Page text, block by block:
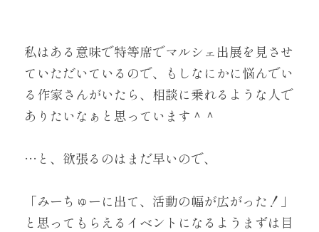
私はある意味で特等席でマルシェ出展を見させ
ていただいているので、もしなにかに悩んでい
る作家さんがいたら、相談に乗れるような人で
ありたいなぁと思っています＾＾
…と、欲張るのはまだ早いので、
「みーちゅーに出て、活動の幅が広がった！」
と思ってもらえるイベントになるようまずは目